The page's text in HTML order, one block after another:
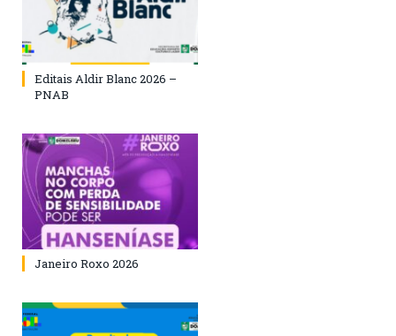
Editais Aldir Blanc 2026 –
PNAB
Janeiro Roxo 2026